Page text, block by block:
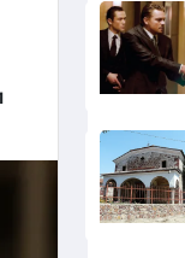
ХРАНА